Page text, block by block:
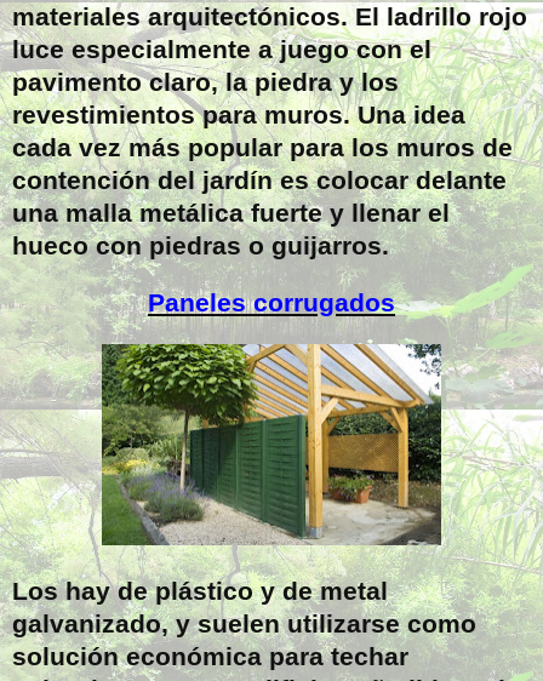
materiales arquitectónicos. El ladrillo rojo
luce especialmente a juego con el
pavimento claro, la piedra y los
revestimientos para muros. Una idea
cada vez más popular para los muros de
contención del jardín es colocar delante
una malla metálica fuerte y llenar el
hueco con piedras o guijarros.
Paneles corrugados
Los hay de plástico y de metal
galvanizado, y suelen utilizarse como
solución económica para techar